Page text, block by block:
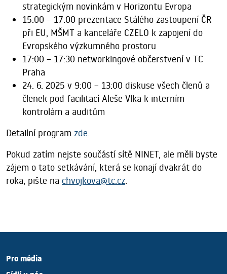
strategickým novinkám v Horizontu Evropa
15:00 – 17:00 prezentace Stálého zastoupení ČR
při EU, MŠMT a kanceláře CZELO k zapojení do
Evropského výzkumného prostoru
17:00 – 17:30 networkingové občerstvení v TC
Praha
24. 6. 2025 v 9:00 – 13:00 diskuse všech členů a
členek pod facilitací Aleše Vlka k interním
kontrolám a auditům
Detailní program zde.
Pokud zatím nejste součástí sítě NINET, ale měli byste
zájem o tato setkávání, která se konají dvakrát do
roka, pište na chvojkova@tc.cz.
Pro média